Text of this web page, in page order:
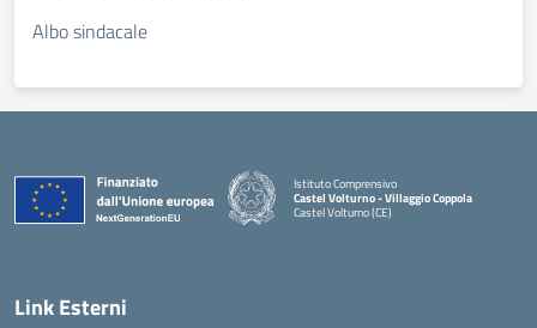
Albo sindacale
Istituto Comprensivo
Castel Volturno - Villaggio Coppola
Castel Volturno (CE)
Link Esterni